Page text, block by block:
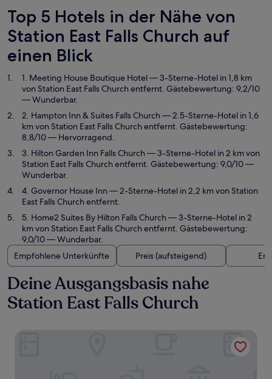
Top 5 Hotels in der Nähe von
Station East Falls Church auf
einen Blick
1. Meeting House Boutique Hotel— 3-Sterne-Hotel in 1,8 km
von Station East Falls Church entfernt. Gästebewertung: 9,2/10
— Wunderbar.
2. Hampton Inn & Suites Falls Church— 2.5-Sterne-Hotel in 1,6
km von Station East Falls Church entfernt. Gästebewertung:
8,8/10 — Hervorragend.
3. Hilton Garden Inn Falls Church— 3-Sterne-Hotel in 2 km von
Station East Falls Church entfernt. Gästebewertung: 9,0/10 —
Wunderbar.
4. Governor House Inn— 2-Sterne-Hotel in 2,2 km von Station
East Falls Church entfernt.
5. Home2 Suites By Hilton Falls Church— 3-Sterne-Hotel in 2
km von Station East Falls Church entfernt. Gästebewertung:
9,0/10 — Wunderbar.
Empfohlene Unterkünfte
Preis (aufsteigend)
Deine Ausgangsbasis nahe
Station East Falls Church